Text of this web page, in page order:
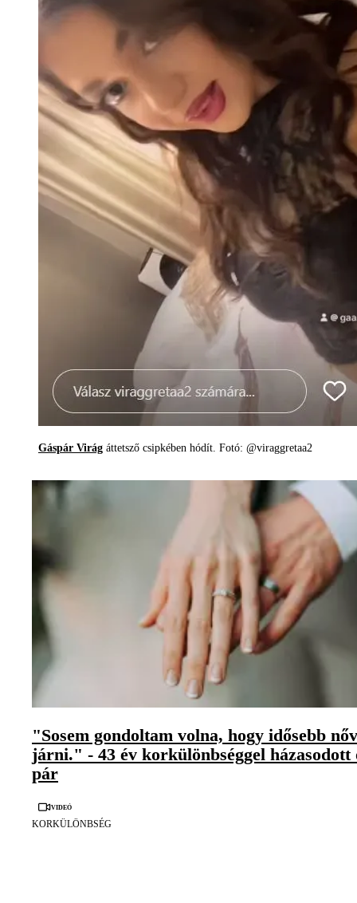
Gáspár Virág áttetsző csipkében hódít. Fotó: @viraggretaa2
"Sosem gondoltam volna, hogy idősebb
járni." - 43 év korkülönbséggel házasodott
pár
Videó
KORKÜLÖNBSÉG